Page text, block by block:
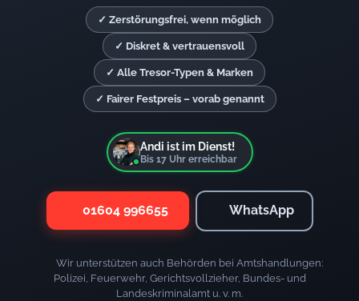
✓ Zerstörungsfrei, wenn möglich
✓ Diskret & vertrauensvoll
✓ Alle Tresor-Typen & Marken
✓ Fairer Festpreis – vorab genannt
Andi ist im Dienst!
Bis 17Uhr erreichbar
01604 996655 WhatsApp
Wir unterstützen auch Behörden bei Amtshandlungen:
Polizei, Feuerwehr, Gerichtsvollzieher, Bundes- und
Landeskriminalamt u. v. m.